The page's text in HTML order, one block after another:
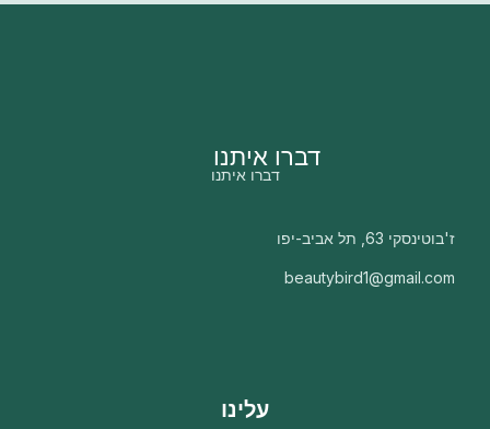
דברו איתנו
דברו איתנו
ז'בוטינסקי 63, תל אביב-יפו
beautybird1@gmail.com
עלינו